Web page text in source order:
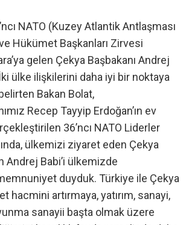
NATO (Kuzey Atlantik Antlaşması
Hükümet Başkanları Zirvesi
gelen Çekya Başbakanı Andrej
İki ülke ilişkilerini daha iyi bir noktaya
Bakan Bolat,
Recep Tayyip Erdoğan’ın ev
36’ncı NATO Liderler
ülkemizi ziyaret eden Çekya
Andrej Babi’i ülkemizde
duyduk. Türkiye ile Çekya
hacmini artırmaya, yatırım, sanayi,
sanayii başta olmak üzere